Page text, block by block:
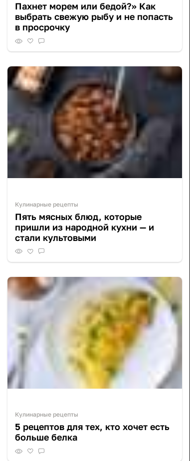
Пахнет морем или бедой?» Как
выбрать свежую рыбу и не попасть
в просрочку
Кулинарные рецепты
Пять мясных блюд, которые
пришли из народной кухни — и
стали культовыми
Кулинарные рецепты
5 рецептов для тех, кто хочет есть
больше белка